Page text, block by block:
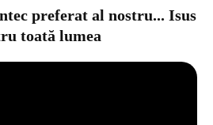
preferat al nostru... Isus
toată lumea